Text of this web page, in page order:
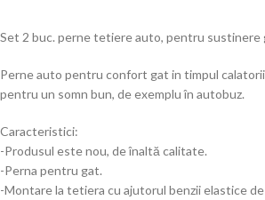
Set 2 buc. perne tetiere auto, pentru sustinere
Perne auto pentru confort gat in timpul
pentru un somn bun, de exemplu în autobuz.
Caracteristici:
-Produsul este nou, de înaltă calitate.
-Perna pentru gat.
-Montare la tetiera cu ajutorul benzii elastice